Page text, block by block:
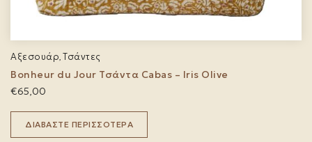
Αξεσουάρ, Τσάντες
Bonheur du Jour Τσάντα Cabas – Iris Olive
€65,00
ΔΙΑΒΆΣΤΕ ΠΕΡΙΣΣΌΤΕΡΑ